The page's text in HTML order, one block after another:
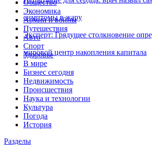
симптомы в жару
Эксперт: Грядущее столкновение
мировой центр накопления капитала
Общество
Экономика
Армии и войны
Путешествия
Авто
Спорт
Здоровье
В мире
Бизнес сегодня
Недвижимость
Происшествия
Наука и технологии
Культура
Погода
История
Разделы